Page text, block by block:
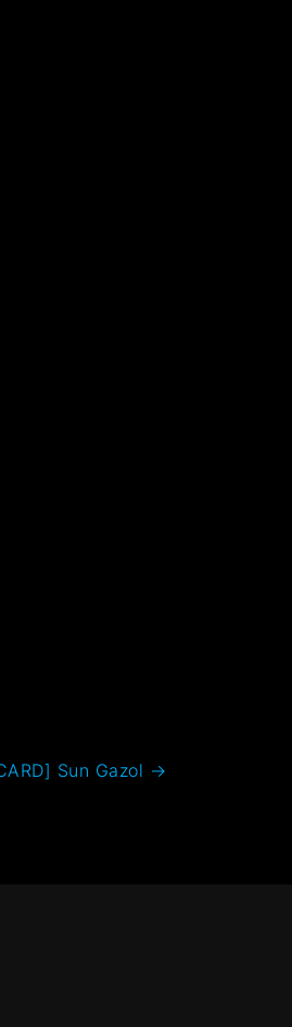
Sun Gazol →